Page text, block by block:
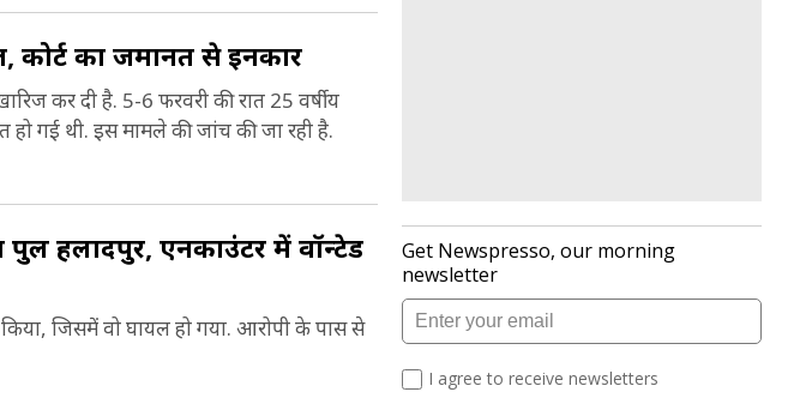
कोर्ट का जमानत से इनकार
कर दी है. 5-6 फरवरी की रात 25 वर्षीय
हो गई थी. इस मामले की जांच की जा रही है.
प्रहलादपुर, एनकाउंटर में वॉन्टेड
जिसमें वो घायल हो गया. आरोपी के पास से